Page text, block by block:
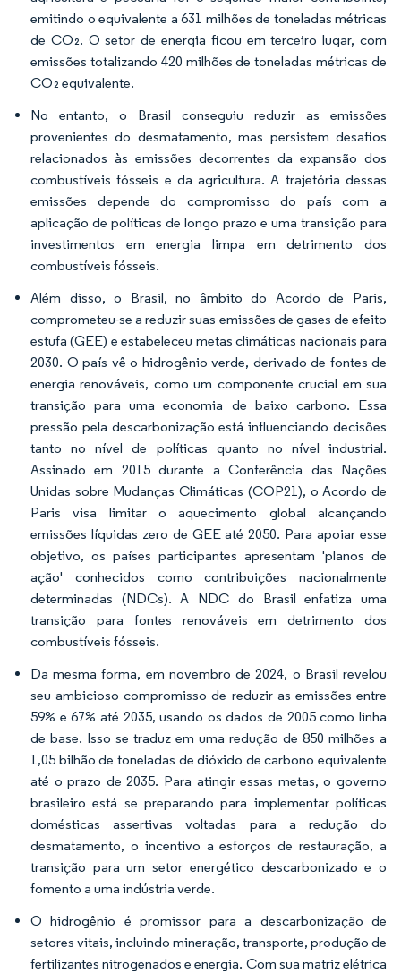
emitindo o equivalente a 631 milhões de toneladas métricas
de CO₂. O setor de energia ficou em terceiro lugar, com
emissões totalizando 420 milhões de toneladas métricas de
CO₂ equivalente.
No entanto, o Brasil conseguiu reduzir as emissões
provenientes do desmatamento, mas persistem desafios
relacionados às emissões decorrentes da expansão dos
combustíveis fósseis e da agricultura. A trajetória dessas
emissões depende do compromisso do país com a
aplicação de políticas de longo prazo e uma transição para
investimentos em energia limpa em detrimento dos
combustíveis fósseis.
Além disso, o Brasil, no âmbito do Acordo de Paris,
comprometeu-se a reduzir suas emissões de gases de efeito
estufa (GEE) e estabeleceu metas climáticas nacionais para
2030. O país vê o hidrogênio verde, derivado de fontes de
energia renováveis, como um componente crucial em sua
transição para uma economia de baixo carbono. Essa
pressão pela descarbonização está influenciando decisões
tanto no nível de políticas quanto no nível industrial.
Assinado em 2015 durante a Conferência das Nações
Unidas sobre Mudanças Climáticas (COP21), o Acordo de
Paris visa limitar o aquecimento global alcançando
emissões líquidas zero de GEE até 2050. Para apoiar esse
objetivo, os países participantes apresentam 'planos de
ação' conhecidos como contribuições nacionalmente
determinadas (NDCs). A NDC do Brasil enfatiza uma
transição para fontes renováveis em detrimento dos
combustíveis fósseis.
Da mesma forma, em novembro de 2024, o Brasil revelou
seu ambicioso compromisso de reduzir as emissões entre
59% e 67% até 2035, usando os dados de 2005 como linha
de base. Isso se traduz em uma redução de 850 milhões a
1,05 bilhão de toneladas de dióxido de carbono equivalente
até o prazo de 2035. Para atingir essas metas, o governo
brasileiro está se preparando para implementar políticas
domésticas assertivas voltadas para a redução do
desmatamento, o incentivo a esforços de restauração, a
transição para um setor energético descarbonizado e o
fomento a uma indústria verde.
O hidrogênio é promissor para a descarbonização de
setores vitais, incluindo mineração, transporte, produção de
fertilizantes nitrogenados e energia. Com sua matriz elétrica